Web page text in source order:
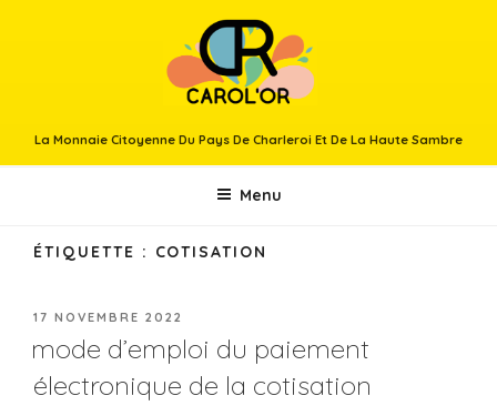
La Monnaie Citoyenne Du Pays De Charleroi Et De La Haute Sambre
Menu
ÉTIQUETTE : COTISATION
PUBLIÉ
17 NOVEMBRE 2022
mode d’emploi du paiement
électronique de la cotisation